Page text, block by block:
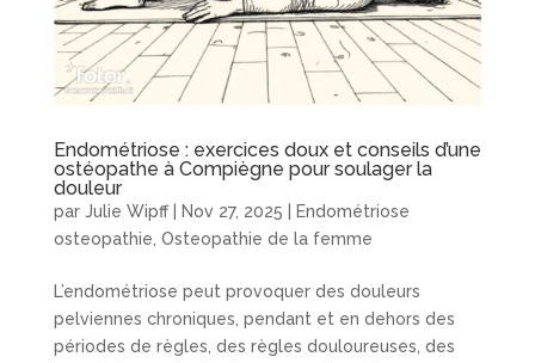
Endométriose : exercices doux et conseils d’une
ostéopathe à Compiègne pour soulager la
douleur
par Julie Wipff| Nov 27, 2025
Endométriose
osteopathie Osteopathie de la femme
L’endométriose peut provoquer des douleurs
pelviennes chroniques, pendant et en dehors des
périodes de règles, des règles douloureuses, des